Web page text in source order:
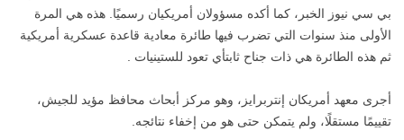
بي سي نيوز الخبر، كما أكده مسؤولان أمريكيان رسميًا. هذه هي المرة
الأولى منذ سنوات التي تضرب فيها طائرة معادية قاعدة عسكرية أمريكية
ثم هذه الطائرة هي ذات جناح ثابتأي تعود للستينيات .
أجرى معهد أمريكان إنتربرايز، وهو مركز أبحاث محافظ مؤيد للجيش،
تقييمًا مستقلًا، ولم يتمكن حتى هو من إخفاء نتائجه.